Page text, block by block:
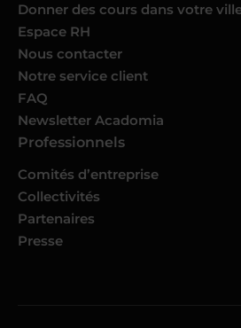
Donner des cours dans votre
Espace RH
Nous contacter
Notre service client
FAQ
Newsletter Acadomia
Professionnels
Comités d’entreprise
Collectivités
Partenaires
Presse